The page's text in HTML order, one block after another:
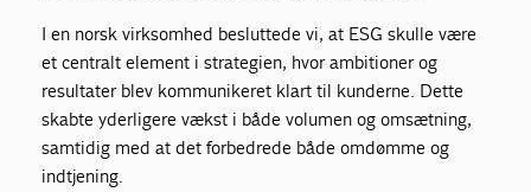
I en norsk virksomhed besluttede vi, at ESG skulle være
et centralt element i strategien, hvor ambitioner og
resultater blev kommunikeret klart til kunderne. Dette
skabte yderligere vækst i både volumen og omsætning,
samtidig med at det forbedrede både omdømme og
indtjening.